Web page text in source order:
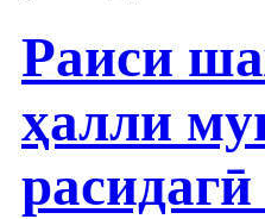
Раиси
ҳалли